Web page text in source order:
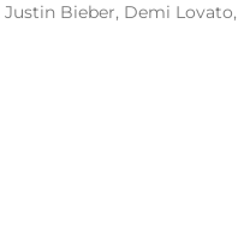
Justin Bieber, Demi Lovato,